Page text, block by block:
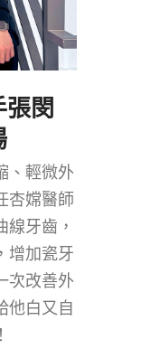
閔
、輕微外
杏嫦醫師
牙齒，
增加瓷牙
次改善外
他白又自